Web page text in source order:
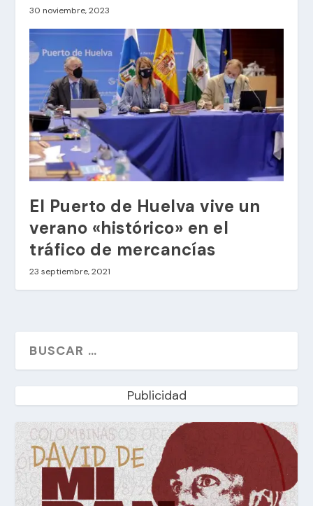
30 noviembre, 2023
El Puerto de Huelva vive un
verano «histórico» en el
tráfico de mercancías
23 septiembre, 2021
Publicidad